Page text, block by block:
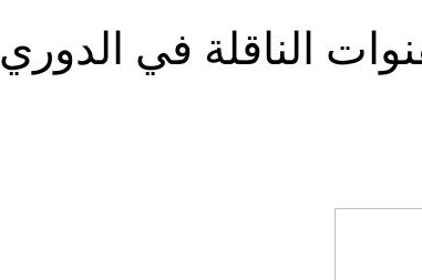
الناقلة في الدوري